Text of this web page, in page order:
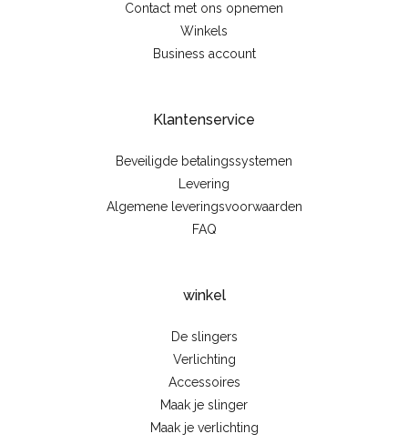
Contact met ons opnemen
Winkels
Business account
Klantenservice
Beveiligde betalingssystemen
Levering
Algemene leveringsvoorwaarden
FAQ
winkel
De slingers
Verlichting
Accessoires
Maak je slinger
Maak je verlichting